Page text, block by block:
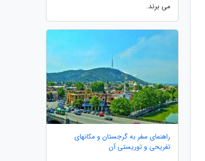
می برند.
راهنمای سفر به گرجستان و مکانهای
تفریحی و توریستی آن